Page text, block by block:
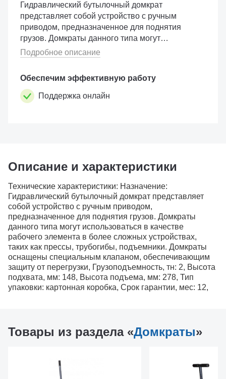
Гидравлический бутылочный домкрат
представляет собой устройство с ручным
приводом, предназначенное для поднятия
грузов. Домкраты данного типа могут
использоваться в качестве рабочего элемента
в более сложных устройствах, таких �...
Подробное описание
Обеспечим эффективную работу
Поддержка онлайн
Описание и характеристики
Технические характеристики: Назначение:
Гидравлический бутылочный домкрат представляет
собой устройство с ручным приводом,
предназначенное для поднятия грузов. Домкраты
данного типа могут использоваться в качестве
рабочего элемента в более сложных устройствах,
таких как прессы, трубогибы, подъемники. Домкраты
оснащены специальным клапаном, обеспечивающим
защиту от перегрузки, Грузоподъемность, тн: 2, Высота
подхвата, мм: 148, Высота подъема, мм: 278, Тип
упаковки: картонная коробка, Срок гарантии, мес: 12,
Товары из раздела «Домкраты»